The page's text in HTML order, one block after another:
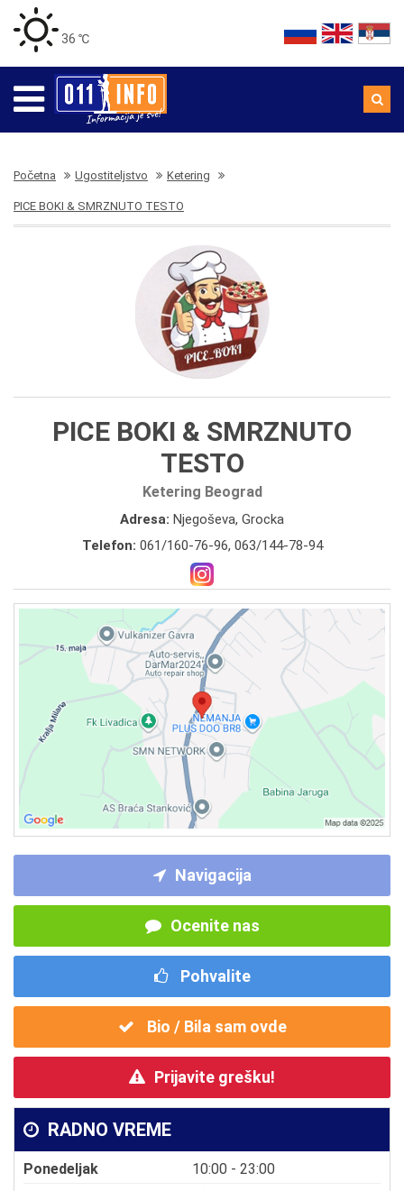
36 ℃
Početna Ugostiteljstvo Ketering
PICE BOKI & SMRZNUTO TESTO
PICE BOKI & SMRZNUTO
TESTO
Ketering Beograd
Adresa: Njegoševa, Grocka
Telefon: 061/160-76-96, 063/144-78-94
Navigacija
Ocenite nas
Pohvalite
Bio / Bila sam ovde
Prijavite grešku!
RADNO VREME
Ponedeljak
10:00 - 23:00